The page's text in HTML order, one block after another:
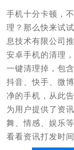
手机十分卡顿，
理？那么快来试
息技术有限公司
安卓手机的清理
一键清理掉，包
抖音、快手、微
净的手机，从此
为用户提供了资
舞、情感、娱乐
看看资讯打发时间